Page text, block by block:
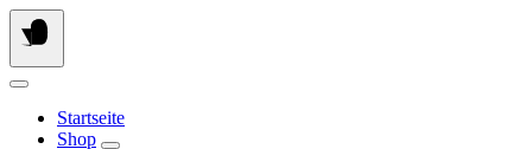
Springe
zum
Inhalt
Startseite
Shop